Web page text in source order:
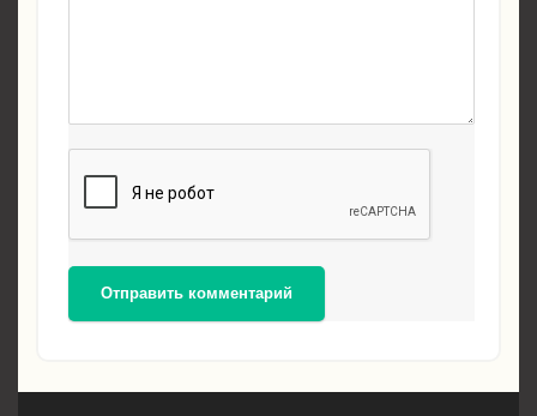
Отправить комментарий